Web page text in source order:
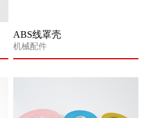
ABS线罩壳
机械配件